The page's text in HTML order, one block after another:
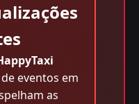
eventos em
as